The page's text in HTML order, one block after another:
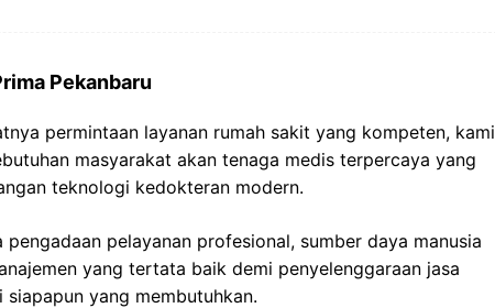
Pekanbaru
permintaan layanan rumah sakit yang kompeten, kami
masyarakat akan tenaga medis terpercaya yang
teknologi kedokteran modern.
pelayanan profesional, sumber daya manusia
yang tertata baik demi penyelenggaraan jasa
yang membutuhkan.